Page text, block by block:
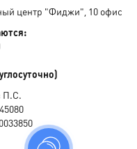
центр "Фиджи", 10 офис
П.С.